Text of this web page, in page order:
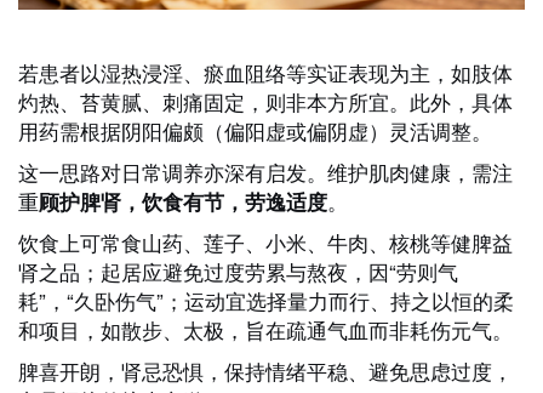
若患者以湿热浸淫、瘀血阻络等实证表现为主，如肢体
灼热、苔黄腻、刺痛固定，则非本方所宜。此外，具体
用药需根据阴阳偏颇（偏阳虚或偏阴虚）灵活调整。
这一思路对日常调养亦深有启发。维护肌肉健康，需注
重顾护脾肾，饮食有节，劳逸适度。
饮食上可常食山药、莲子、小米、牛肉、核桃等健脾益
肾之品；起居应避免过度劳累与熬夜，因“劳则气
耗”，“久卧伤气”；运动宜选择量力而行、持之以恒的柔
和项目，如散步、太极，旨在疏通气血而非耗伤元气。
脾喜开朗，肾忌恐惧，保持情绪平稳、避免思虑过度，